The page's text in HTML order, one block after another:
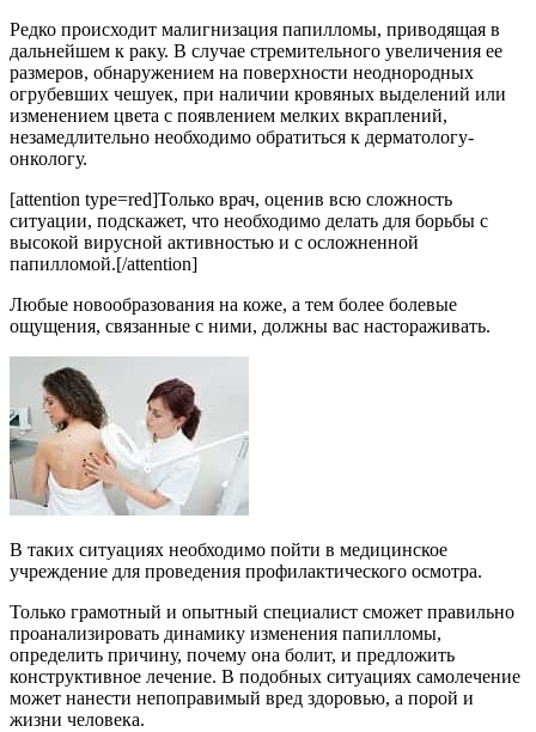
Редко происходит малигнизация папилломы, приводящая в
дальнейшем к раку. В случае стремительного увеличения ее
размеров, обнаружением на поверхности неоднородных
огрубевших чешуек, при наличии кровяных выделений или
изменением цвета с появлением мелких вкраплений,
незамедлительно необходимо обратиться к дерматологу-
онкологу.
[attention type=red]Только врач, оценив всю сложность
ситуации, подскажет, что необходимо делать для борьбы с
высокой вирусной активностью и с осложненной
папилломой.[/attention]
Любые новообразования на коже, а тем более болевые
ощущения, связанные с ними, должны вас настораживать.
В таких ситуациях необходимо пойти в медицинское
учреждение для проведения профилактического осмотра.
Только грамотный и опытный специалист сможет правильно
проанализировать динамику изменения папилломы,
определить причину, почему она болит, и предложить
конструктивное лечение. В подобных ситуациях самолечение
может нанести непоправимый вред здоровью, а порой и
жизни человека.